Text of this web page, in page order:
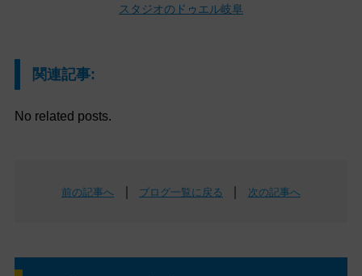
スタジオのドゥエル岐阜
関連記事:
No related posts.
前の記事へ ブログ一覧に戻る 次の記事へ